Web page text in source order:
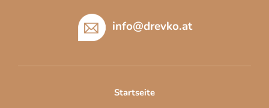
info@drevko.at
Startseite